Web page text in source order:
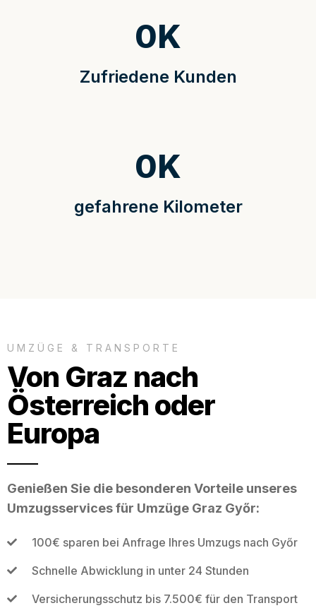
Zufriedene Kunden
0K
gefahrene Kilometer
0K
UMZÜGE & TRANSPORTE
Von Graz nach
Österreich oder
Europa
Genießen Sie die besonderen Vorteile unseres
Umzugsservices für Umzüge Graz Győr:
100€ sparen bei Anfrage Ihres Umzugs nach Győr
Schnelle Abwicklung in unter 24 Stunden
Versicherungsschutz bis 7.500€ für den Transport